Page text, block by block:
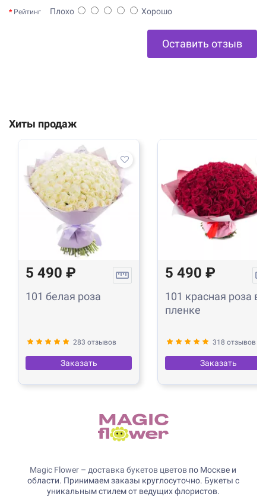
Рейтинг Плохо Хорошо
Оставить отзыв
Хиты продаж
5 490 ₽
101 белая роза
283 отзывов
Заказать
5 490 ₽
101 красная роза в
пленке
318 отзывов
Заказать
Magic Flower – доставка букетов цветов по Москве и
области. Принимаем заказы круглосуточно. Букеты с
уникальным стилем от ведущих флористов.